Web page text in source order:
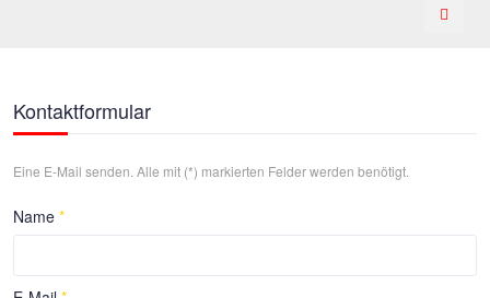
Kontaktformular
Eine E-Mail senden. Alle mit (*) markierten Felder werden benötigt.
Name *